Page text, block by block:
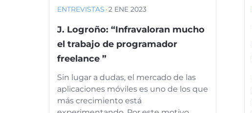
ENTREVISTAS ·2 ENE 2023
J. Logroño: “Infravaloran mucho
el trabajo de programador
freelance ”
Sin lugar a dudas, el mercado de las
aplicaciones móviles es uno de los que
más crecimiento está